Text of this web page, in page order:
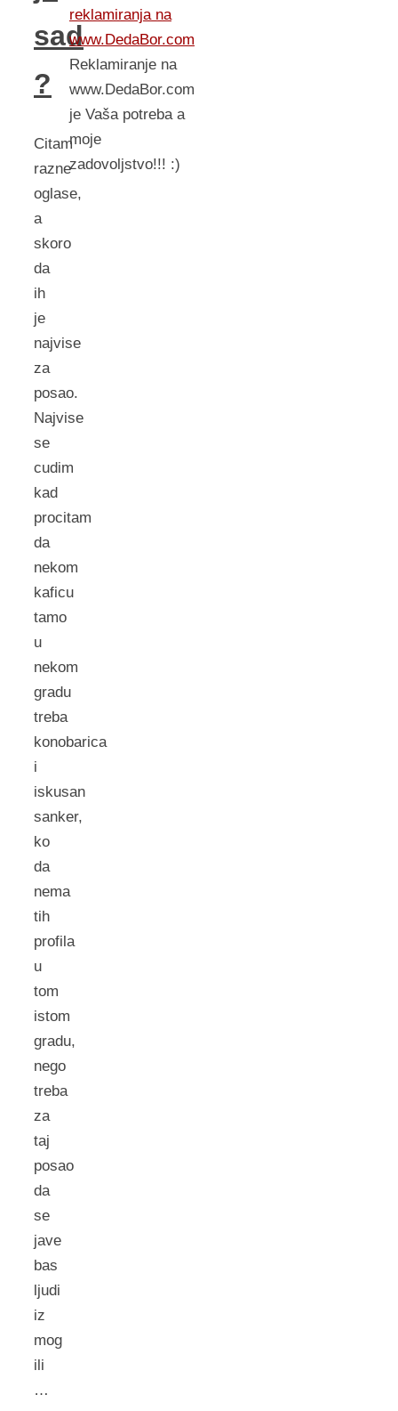
sad
?
Citam
razne
oglase,
a
skoro
da
ih
je
najvise
za
posao.
Najvise
se
cudim
kad
procitam
da
nekom
kaficu
tamo
u
nekom
gradu
treba
konobarica
i
iskusan
sanker,
ko
da
nema
tih
profila
u
tom
istom
gradu,
nego
treba
za
taj
posao
da
se
jave
bas
ljudi
iz
mog
ili
…
reklamiranja na
www.DedaBor.com
Reklamiranje na
www.DedaBor.com
je Vaša potreba a
moje
zadovoljstvo!!! :)